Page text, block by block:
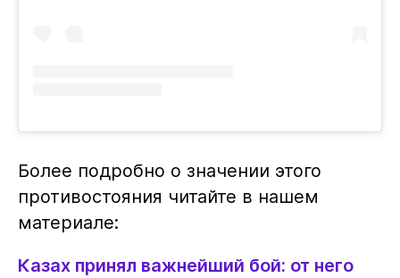
Более подробно о значении этого
противостояния читайте в нашем
материале:
Казах принял важнейший бой: от него